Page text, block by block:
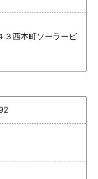
３西本町ソーラービ